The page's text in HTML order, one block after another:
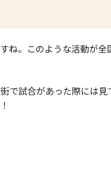
ね。このような活動が全
で試合があった際には見